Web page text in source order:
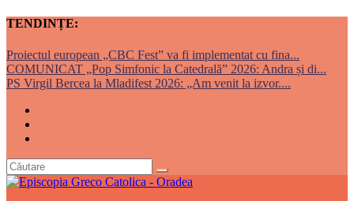
TENDINȚE:
Proiectul european „CBC Fest” va fi implementat cu fina...
COMUNICAT „Pop Simfonic la Catedrală” 2026: Andra și di...
PS Virgil Bercea la Mladifest 2026: „Am venit la izvor....